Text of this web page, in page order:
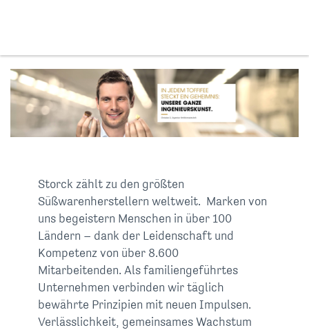
Storck zählt zu den größten
Süßwarenherstellern weltweit. Marken von
uns begeistern Menschen in über 100
Ländern – dank der Leidenschaft und
Kompetenz von über 8.600
Mitarbeitenden. Als familiengeführtes
Unternehmen verbinden wir täglich
bewährte Prinzipien mit neuen Impulsen.
Verlässlichkeit, gemeinsames Wachstum